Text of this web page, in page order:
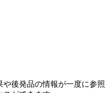
後発品の情報が一度に参照